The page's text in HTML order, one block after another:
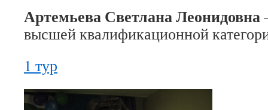
Артемьева Светлана Леонидовна
высшей квалификационной
1 тур